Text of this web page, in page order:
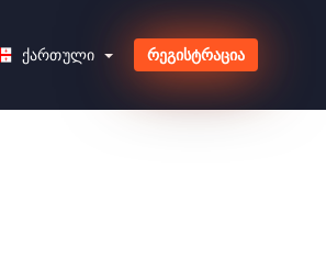
Ქართული
Ქართული რეგისტრაცია